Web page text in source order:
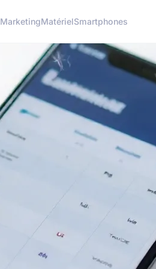
MarketingMatérielSmartphones